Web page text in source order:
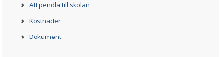
Att pendla till skolan
Kostnader
Dokument